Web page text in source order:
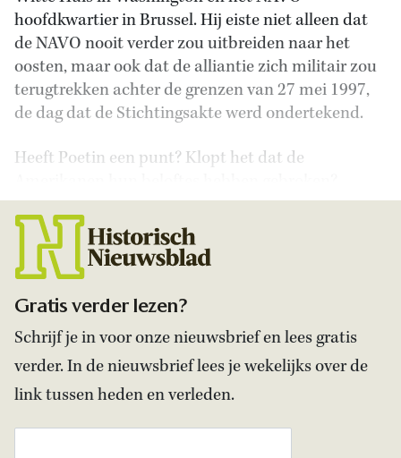
hoofdkwartier in Brussel. Hij eiste niet alleen dat
de NAVO nooit verder zou uitbreiden naar het
oosten, maar ook dat de alliantie zich militair zou
terugtrekken achter de grenzen van 27 mei 1997,
de dag dat de Stichtingsakte werd ondertekend.
Heeft Poetin een punt? Klopt het dat de
Gratis verder lezen?
Schrijf je in voor onze nieuwsbrief en lees gratis
verder. In de nieuwsbrief lees je wekelijks over de
link tussen heden en verleden.